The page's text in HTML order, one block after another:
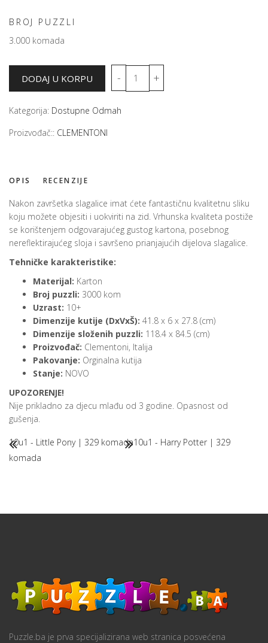
BROJ PUZZLI
3.000 komada
Kategorija: Dostupne Odmah
Proizvođač:: CLEMENTONI
OPIS RECENZIJE
Nakon završetka slagalice imat ćete fantastičnu kvalitetnu sliku
koju možete objesiti i uokviriti na zid. Vrhunska kvaliteta postiže
se korištenjem odgovarajućeg gustog kartona, posebnog
nereflektirajućeg sloja i savršeno prianjajućih dijelova slagalice.
Tehničke karakteristike:
Materijal: Karton
Broj puzzli: 3000 kom
Uzrast: 10+
Dimenzije kutije (DxVxŠ): 41.8 x 6 x 27.8 (cm)
Dimenzije složenih puzzli: 118.4 x 84.5 (cm)
Proizvođač: Clementoni, Italija
Pakovanje: Orginalna kutija
Stanje: NOVO
UPOZORENJE!
Nije prikladno za djecu mlađu od 3 godine. Opasnost od
gušenja.
10u1 - Little Pony | 329 komada10u1 - Harry Potter | 329
komada
Puzzle.ba je prva specijalizirana web stranica posvećena